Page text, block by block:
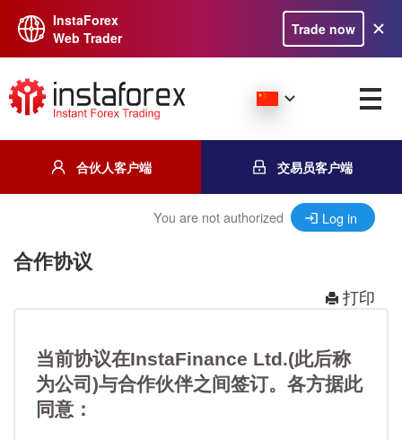
InstaForex
Web Trader
Trade now
合伙人客户端 交易员客户端
You are not authorized Log in
合作协议
打印